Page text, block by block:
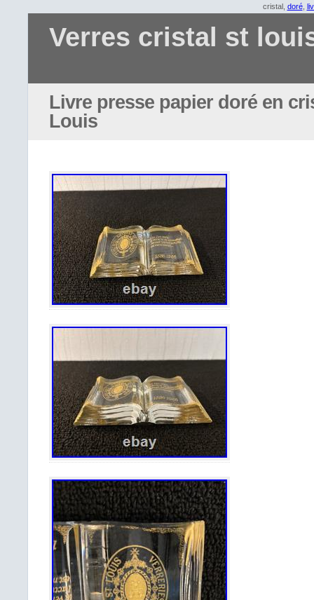
cristal, doré,
Verres cristal st
Livre presse papier doré en
Louis